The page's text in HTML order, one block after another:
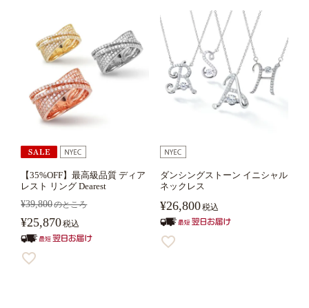
【35%OFF】最高級品質 ディア
レスト リング Dearest
¥39,800のところ
¥25,870税込
ダンシングストーン イニシャル
ネックレス
¥26,800税込